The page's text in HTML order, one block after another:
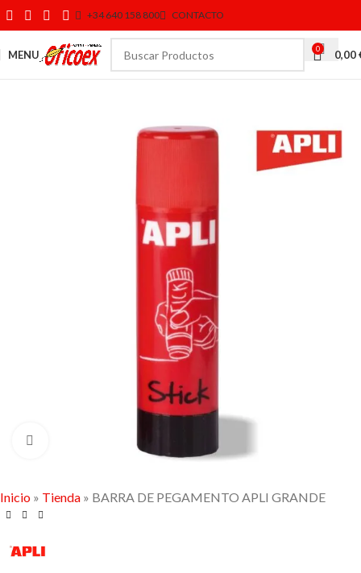
+34 640 158 800 CONTACTO
MENU 0 0,00
Inicio » Tienda » BARRA DE PEGAMENTO APLI GRANDE